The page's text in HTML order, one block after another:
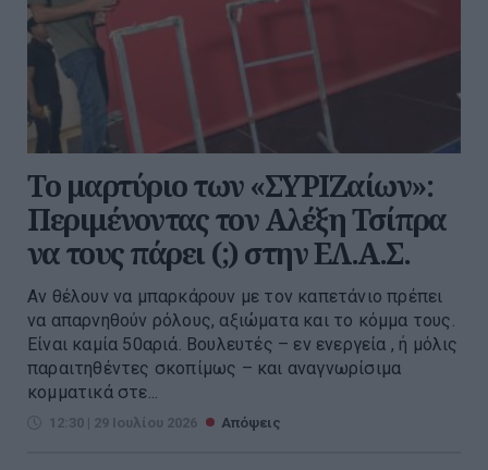
Το μαρτύριο των «ΣΥΡΙΖαίων»:
Περιμένοντας τον Αλέξη Τσίπρα
να τους πάρει (;) στην ΕΛ.Α.Σ.
Αν θέλουν να μπαρκάρουν με τον καπετάνιο πρέπει
να απαρνηθούν ρόλους, αξιώματα και το κόμμα τους.
Είναι καμία 50αριά. Βουλευτές – εν ενεργεία , ή μόλις
παραιτηθέντες σκοπίμως – και αναγνωρίσιμα
κομματικά στε...
12:30 | 29 Ιουλίου 2026 Απόψεις